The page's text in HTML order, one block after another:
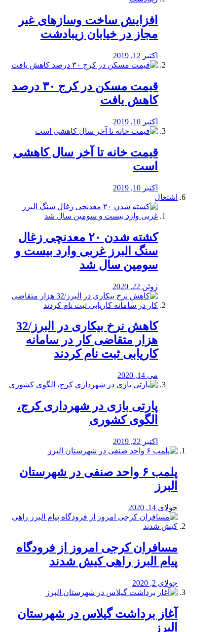
افزایش ساخت وسازهای غیر
مجاز در خیابان زیبادشت
اکتبر 12, 2019
️قیمت مسکن در کرج ۳۰ درصد
کاهش یافت
اکتبر 10, 2019
قیمت خانه تا آخر سال کاهشی
است
اکتبر 10, 2019
اشتغال
کشته شدن ۲۰ معدنچی زغال
سنگ البرز غربی وارد بیست و
سومین سال شد
ژوئن 22, 2020
کاهش نرخ بیکاری در البرز/32
هزار متقاضی کار در سامانه
کاریابی ثبت نام کردند
می 14, 2020
پارتی بازی در شهرداری کرج،
الگوی کشوری
اکتبر 22, 2019
پلمب ۶ واحد صنفی در شهرستان
البرز
جولای 14, 2020
مسافران کرجی امروز از فرودگاه
پیام البرز راهی کیش شدند
جولای 2, 2020
آغاز برداشت گیلاس در شهرستان
البرز